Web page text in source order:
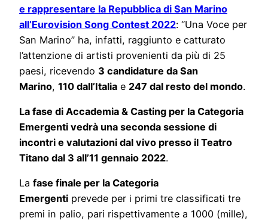
e rappresentare la Repubblica di San Marino
all’Eurovision Song Contest 2022: “Una Voce per
San Marino” ha, infatti, raggiunto e catturato
l’attenzione di artisti provenienti da più di 25
paesi, ricevendo 3 candidature da San
Marino, 110 dall’Italia e 247 dal resto del mondo.
La fase di Accademia & Casting per la Categoria
Emergenti vedrà una seconda sessione di
incontri e valutazioni dal vivo presso il Teatro
Titano dal 3 all’11 gennaio 2022.
La fase finale per la Categoria
Emergenti prevede per i primi tre classificati tre
premi in palio, pari rispettivamente a 1000 (mille),